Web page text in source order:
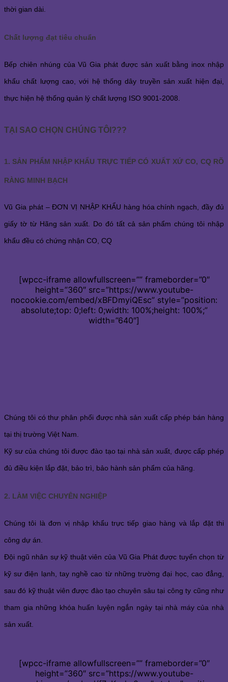
thời gian dài.
Chất lượng đạt tiêu chuẩn
Bếp chiên nhúng của Vũ Gia phát được sản xuất bằng inox nhập
khẩu chất lượng cao, với hệ thống dây truyền sản xuất hiện đại,
thực hiện hệ thống quản lý chất lượng ISO 9001-2008.
TẠI SAO CHỌN CHÚNG TÔI???
1. SẢN PHẨM NHẬP KHẨU TRỰC TIẾP CÓ XUẤT XỨ CO, CQ RÕ
RÀNG MINH BẠCH
Vũ Gia phát – ĐƠN VỊ NHẬP KHẨU hàng hóa chính ngạch, đầy đủ
giấy tờ từ Hãng sản xuất. Do đó tất cả sản phẩm chúng tôi nhập
khẩu đều có chứng nhận CO, CQ
[wpcc-iframe allowfullscreen=”” frameborder=”0″
height=”360″ src=”https://www.youtube-
nocookie.com/embed/xBFDmyiQEsc” style=”position:
absolute;top: 0;left: 0;width: 100%;height: 100%;”
width=”640″]
Chúng tôi có thư phân phối được nhà sản xuất cấp phép bán hàng
tại thị trường Việt Nam.
Kỹ sư của chúng tôi được đào tạo tại nhà sản xuất, được cấp phép
đủ điều kiện lắp đặt, bảo trì, bảo hành sản phẩm của hãng.
2. LÀM VIỆC CHUYÊN NGHIỆP
Chúng tôi là đơn vị nhập khẩu trực tiếp giao hàng và lắp đặt thi
công dự án.
Đội ngũ nhân sự kỹ thuật viên của Vũ Gia Phát được tuyển chọn từ
kỹ sư điện lạnh, tay nghề cao từ những trường đại học, cao đẳng,
sau đó kỹ thuật viên được đào tạo chuyên sâu tại công ty cũng như
tham gia những khóa huấn luyện ngắn ngày tại nhà máy của nhà
sản xuất.
[wpcc-iframe allowfullscreen=”” frameborder=”0″
height=”360″ src=”https://www.youtube-